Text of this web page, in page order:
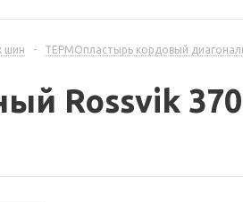
шин - ТЕРМОпластырь кордовый
Rossvik